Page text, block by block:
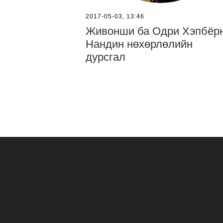
2017-05-03, 13:46
Живонши ба Одри
Нандин нөхөрлөлийн
дурсгал